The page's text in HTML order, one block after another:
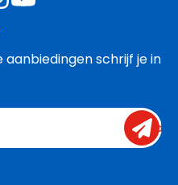
aanbiedingen schrijf je in
send